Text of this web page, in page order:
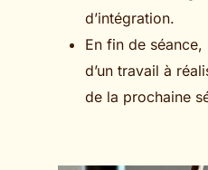
d’intégration.
En fin de
d’un travail à
de la prochaine